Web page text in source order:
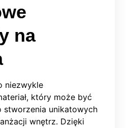
na
niezwykle
który może być
stworzenia unikatowych
wnętrz. Dzięki